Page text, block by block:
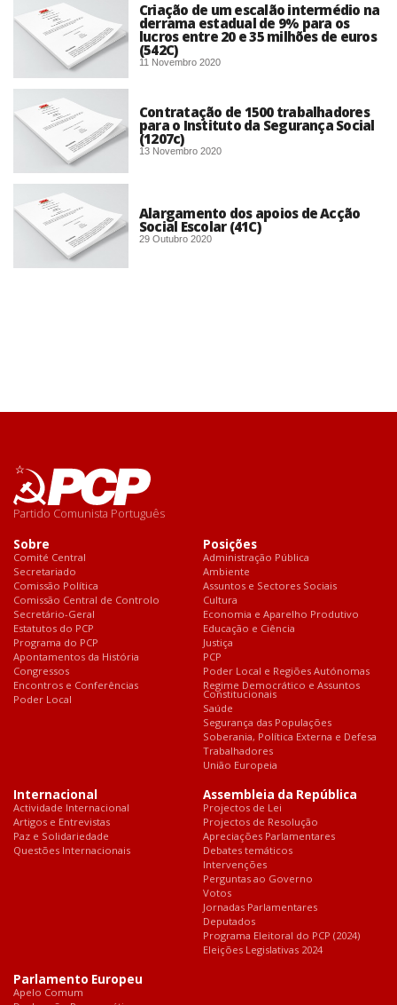
Criação de um escalão intermédio na
derrama estadual de 9% para os
lucros entre 20 e 35 milhões de euros
(542C)
11 Novembro 2020
Contratação de 1500 trabalhadores
para o Instituto da Segurança Social
(1207c)
13 Novembro 2020
Alargamento dos apoios de Acção
Social Escolar (41C)
29 Outubro 2020
Partido Comunista Português
Sobre
Comité Central
Secretariado
Comissão Política
Comissão Central de Controlo
Secretário-Geral
Estatutos do PCP
Programa do PCP
Apontamentos da História
Congressos
Encontros e Conferências
Poder Local
Posições
Administração Pública
Ambiente
Assuntos e Sectores Sociais
Cultura
Economia e Aparelho Produtivo
Educação e Ciência
Justiça
PCP
Poder Local e Regiões Autónomas
Regime Democrático e Assuntos
Constitucionais
Saúde
Segurança das Populações
Soberania, Política Externa e Defesa
Trabalhadores
União Europeia
Internacional
Actividade Internacional
Artigos e Entrevistas
Paz e Solidariedade
Questões Internacionais
Assembleia da República
Projectos de Lei
Projectos de Resolução
Apreciações Parlamentares
Debates temáticos
Intervenções
Perguntas ao Governo
Votos
Jornadas Parlamentares
Deputados
Programa Eleitoral do PCP (2024)
Eleições Legislativas 2024
Parlamento Europeu
Apelo Comum